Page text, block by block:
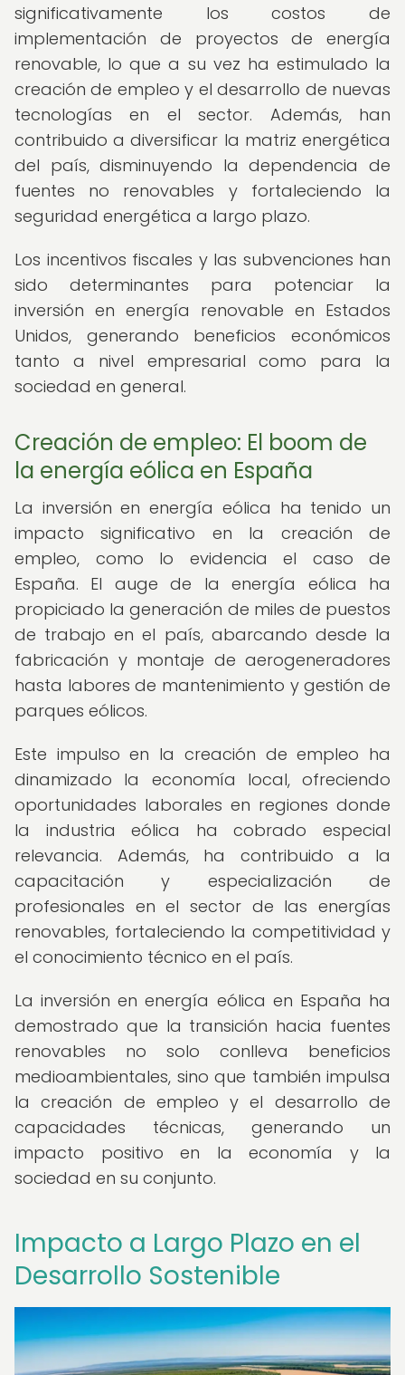
significativamente los costos de
implementación de proyectos de energía
renovable, lo que a su vez ha estimulado la
creación de empleo y el desarrollo de nuevas
tecnologías en el sector. Además, han
contribuido a diversificar la matriz energética
del país, disminuyendo la dependencia de
fuentes no renovables y fortaleciendo la
seguridad energética a largo plazo.
Los incentivos fiscales y las subvenciones han
sido determinantes para potenciar la
inversión en energía renovable en Estados
Unidos, generando beneficios económicos
tanto a nivel empresarial como para la
sociedad en general.
Creación de empleo: El boom de
la energía eólica en España
La inversión en energía eólica ha tenido un
impacto significativo en la creación de
empleo, como lo evidencia el caso de
España. El auge de la energía eólica ha
propiciado la generación de miles de puestos
de trabajo en el país, abarcando desde la
fabricación y montaje de aerogeneradores
hasta labores de mantenimiento y gestión de
parques eólicos.
Este impulso en la creación de empleo ha
dinamizado la economía local, ofreciendo
oportunidades laborales en regiones donde
la industria eólica ha cobrado especial
relevancia. Además, ha contribuido a la
capacitación y especialización de
profesionales en el sector de las energías
renovables, fortaleciendo la competitividad y
el conocimiento técnico en el país.
La inversión en energía eólica en España ha
demostrado que la transición hacia fuentes
renovables no solo conlleva beneficios
medioambientales, sino que también impulsa
la creación de empleo y el desarrollo de
capacidades técnicas, generando un
impacto positivo en la economía y la
sociedad en su conjunto.
Impacto a Largo Plazo en el
Desarrollo Sostenible